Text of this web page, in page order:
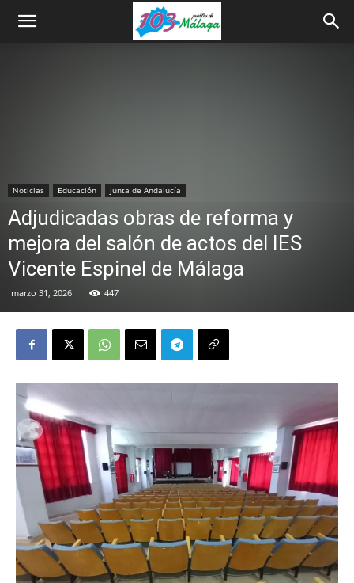
Noticias Educación Junta de Andalucía
Adjudicadas obras de reforma y
mejora del salón de actos del IES
Vicente Espinel de Málaga
marzo 31, 2026 447